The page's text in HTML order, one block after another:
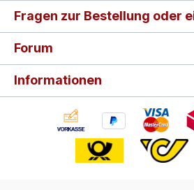
Fragen zur Bestellung oder
Forum
Informationen